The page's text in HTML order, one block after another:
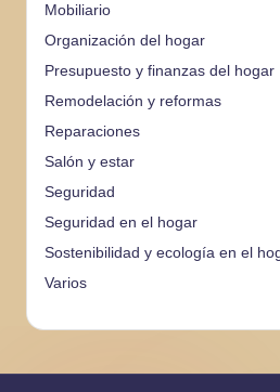
Mobiliario
Organización del hogar
Presupuesto y finanzas del hogar
Remodelación y reformas
Reparaciones
Salón y estar
Seguridad
Seguridad en el hogar
Sostenibilidad y ecología en el
Varios